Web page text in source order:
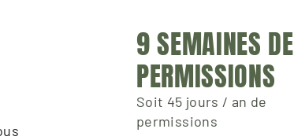
9 SEMAINES DE
PERMISSIONS
Soit 45 jours / an de
permissions